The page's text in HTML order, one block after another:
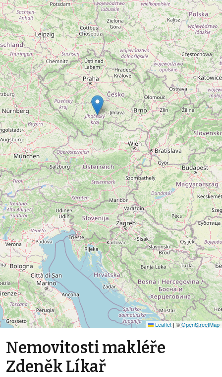
Leaflet | ©OpenStreetMap
Nemovitosti makléře
Zdeněk Líkař